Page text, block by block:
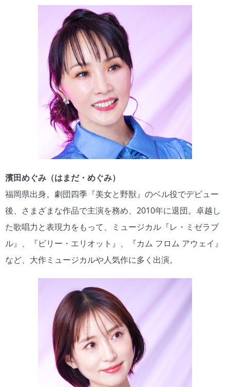
濱田めぐみ（はまだ・めぐみ）
福岡県出身。劇団四季『美女と野獣』のベル役でデビュー
後、さまざまな作品で主演を務め、2010年に退団。卓越し
た歌唱力と表現力をもって、ミュージカル『レ・ミゼラブ
ル』、『ビリー・エリオット』、『カム フロム アウェイ』
など、大作ミュージカルや人気作に多く出演。